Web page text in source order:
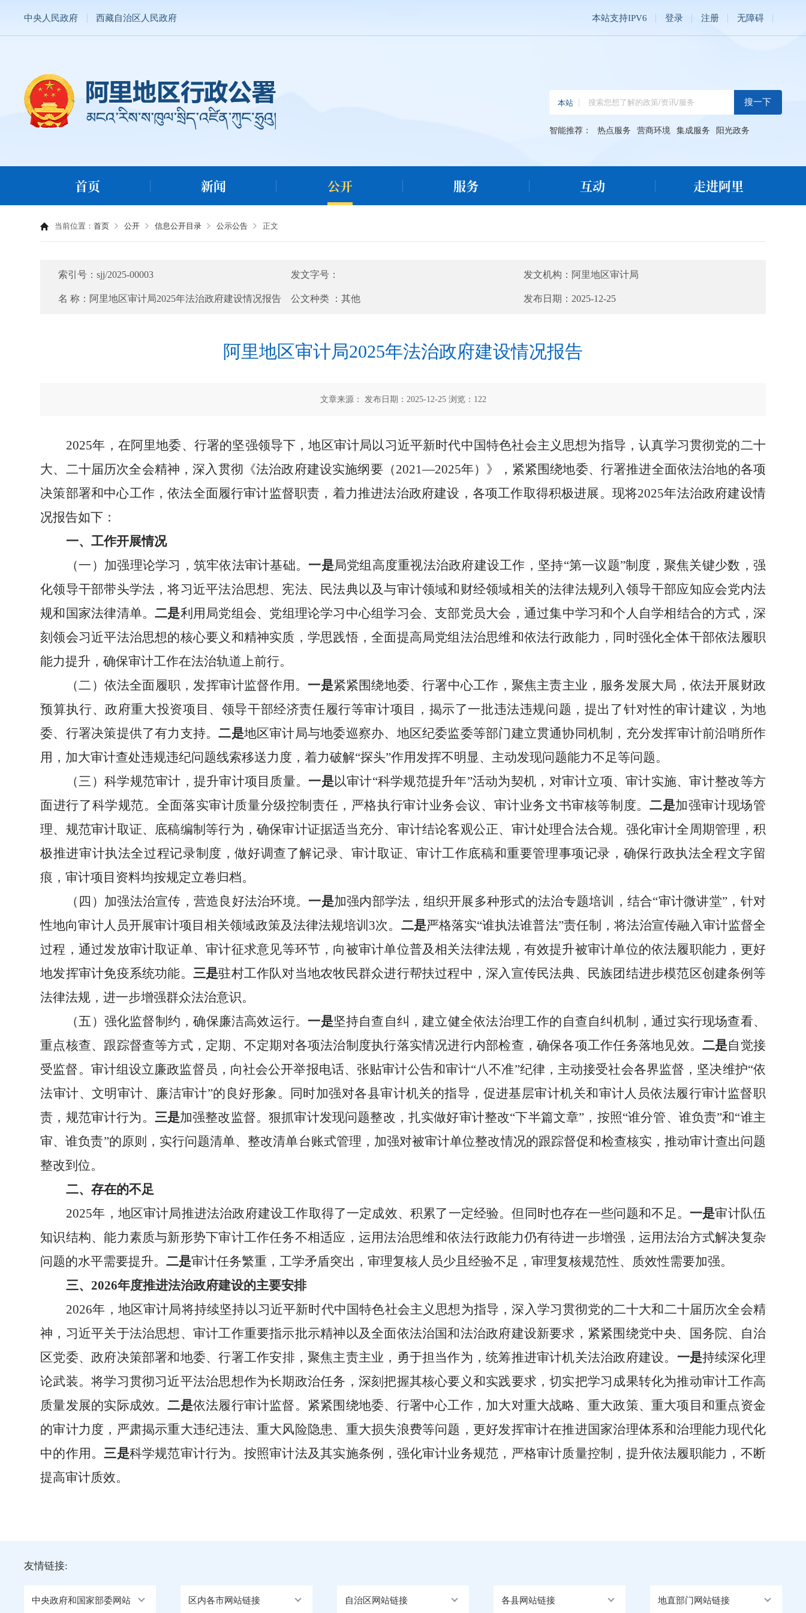
中央人民政府 西藏自治区人民政府 本站支持IPV6 登录 注册 无障碍
智能推荐： 热点服务 营商环境 集成服务 阳光政务
首页 新闻 公开 服务 互动 走进阿里
当前位置：首页 公开 信息公开目录 公示公告 正文
索引号：sjj/2025-00003 发文字号： 发文机构： 阿里地区审计局
名 称： 阿里地区审计局2025年法治政府建设情况报告 公文种类 ：其他 发布日期： 2025-12-25
阿里地区审计局2025年法治政府建设情况报告
文章来源： 发布日期：2025-12-25 浏览： 122
2025年， 在阿里地委、行署的坚强领导下，地区审计局以习近平新时代中国特色社会主义思想为指导，认真学习贯彻党的二十
大、二十届历次全会精神 ，深入贯彻《法治政府建设实施纲要（2021—2025年）》 ， 紧紧围绕地委、 行署推进全面依法治地的各项
决策部署和中心工作，依法全面履行审计监督职责，着力推进法治政府建设，各项工作取得积极进展。 现将2025年法治政府建设情
况报告如下：
一、工作开展情况
（一） 加强理论学习 ， 筑牢依法审计基础。 一是局党组高度重视法治政府建设工作， 坚持“第一议题”制度， 聚焦关键少数，强
化领导干部带头学法 ，将习近平法治思想、宪法、民法典以及与审计领域和财经领域相关的法律法规列入领导干部应知应会党内法
规和国家法律清单。二是利用局党组会、 党组理论学习中心组学习会、支部党员大会 ， 通过集中学习和个人自学相结合的方式， 深
刻领会习近平法治思想的核心要义和精神实质， 学思践悟，全面提高局党组法治思维和依法行政能力，同时强化全体干部依法履职
能力提升，确保审计工作在法治轨道上前行。
（二）依法全面履职，发挥审计监督作用。 一是紧紧围绕地委、行署中心工作，聚焦主责主业，服务发展大局，依法开展财政
预算执行、政府重大投资项目、领导干部经济责任履行等审计项目，揭示了一批违法违规问题，提出了针对性的审计建议，为地
委、行署决策提供了有力支持。二是地区审计局与地委巡察办、 地区纪委监委等部门建立贯通协同机制 ， 充分发挥审计前沿哨所作
用，加大审计查处违规违纪问题线索移送力度，着力破解“探头”作用发挥不明显、主动发现问题能力不足等问题。
（三）科学规范审计，提升审计项目质量。 一是以审计“科学规范提升年”活动为契机，对审计立项、审计实施、审计整改等方
面进行了科学规范。全面落实审计质量分级控制责任，严格执行审计业务会议、审计业务文书审核等制度。 二是加强审计现场管
理、规范审计取证、底稿编制等行为，确保审计证据适当充分、审计结论客观公正、审计处理合法合规。强化审计全周期管理，积
极推进审计执法全过程记录制度，做好调查了解记录、审计取证、审计工作底稿和重要管理事项记录， 确保行政执法全程文字留
痕，审计项目资料均按规定立卷归档。
（四）加强法治宣传，营造良好法治环境。 一是加强内部学法， 组织开展多种形式的法治专题培训 ， 结合“审计微讲堂” ， 针对
性地向审计人员开展审计项目相关领域政策及法律法规培训 3次。 二是严格落实“谁执法谁普法”责任制，将法治宣传融入审计监督全
过程 ， 通过发放审计取证单、审计征求意见等环节，向被审计单位普及相关法律法规，有效提升被审计单位的依法履职能力，更好
地发挥审计免疫系统功能。 三是驻村工作队对当地农牧民群众进行帮扶过程中，深入宣传民法典、民族团结进步模范区创建条例等
法律法规，进一步增强群众法治意识。
（五）强化监督制约，确保廉洁高效运行。 一是坚持自查自纠，建立健全依法治理工作的 自查自纠 机制，通过实行现场查看、
重点核查、跟踪督查等方式， 定期 、 不定期对各项法治制度执行落实情况进行内部检查，确保各项工作任务落地见效。 二是自觉接
受监督。审计组设立廉政监督员 ， 向社会公开举报电话、张贴审计公告和审计“八不准”纪律， 主动接受社会各界监督， 坚决维护“依
法审计、文明审计、廉洁审计”的良好形象。
同时加强对各县审计机关的指导，促进基层审计机关和审计人员依法履行审计监督职
责，规范审计行为。 三是加强整改监督。狠抓审计发现问题整改，扎实做好审计整改“下半篇文章”，按照“谁分管、谁负责”和“谁主
审、谁负责”的原则， 实行问题清单、整改清单台账式管理，加强对被审计单位整改情况的跟踪督促和检查核实，推动审计查出问题
整改到位。
二、存在的不足
2025年，地区审计局推进法治政府建设工作取得了一定成效、积累了 一定经验。但 同时也存在一些问题和不足 。 一是审计队伍
知识结构、能力素质与新形势下审计工作任务不相适应，运用法治思维和依法行政能力仍有待进一步增强，运用法治方式解决复杂
问题的水平需要提升。二是审计任务繁重，工学矛盾突出，审理复核人员少且经验不足，审理复核规范性、质效性需要加强。
三、2026年度推进法治政府建设的主要安排
2026年，地区审计局将持续坚持以习近平新时代中国特色社会主义思想为指导，深入学习贯彻党的二十大和二十届历次全会精
神 ，习近平关于法治思想、审计工作重要指示批示精神以及全面依法治国和法治政府建设新要求，紧紧围绕党中央、
国务院、自治
区党委、政府决策部署和地委、行署工作安排， 聚焦主责主业，勇于担当作为，统筹推进审计机关法治政府建设。 一是持续深化理
论武装。将学习贯彻习近平法治思想作为长期政治任务，深刻把握其核心要义和实践要求，切实把学习成果转化为推动审计工作高
质量发展的实际成效。二是依法履行审计监督。紧紧围绕地委、 行署中心工作，加大对重大战略、重大政策、重大项目和重点资金
的审计力度，严肃揭示重大违纪违法、重大风险隐患、重大损失浪费等问题，更好发挥审计在推进国家治理体系和治理能力现代化
中的作用。三是科学规范审计行为。按照审计法及其实施条例，强化审计业务规范，严格审计质量控制，提升依法履职能力，不断
提高审计质效。
友情链接:
中央政府和国家部委网站 区内各市网站链接 自治区网站链接 各县网站链接 地直部门网站链接